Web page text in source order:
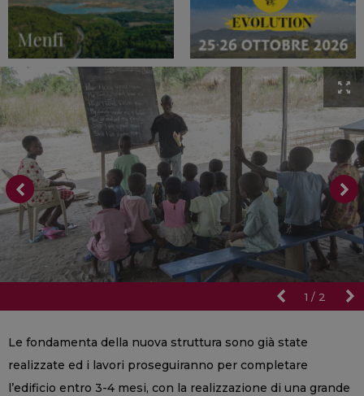
1 / 2
Le fondamenta della nuova struttura sono già state
realizzate ed i lavori proseguiranno per completare
l’edificio entro 3-4 mesi, con la realizzazione di una grande